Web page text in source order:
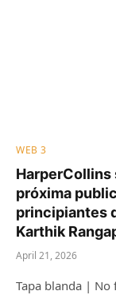
WEB 3
HarperCollins
próxima
principiantes
Karthik
April 21, 2026
Tapa blanda |